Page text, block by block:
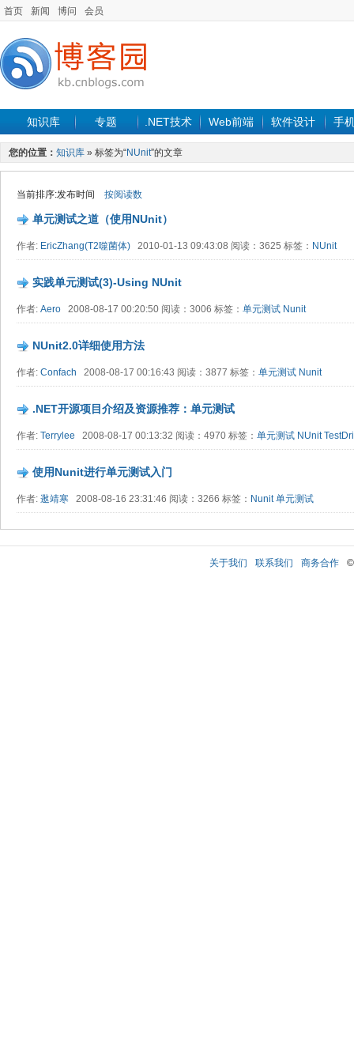
首页 新闻 博问 会员
知识库 专题 .NET技术 Web前端 软件设计 手
您的位置： 知识库 » 标签为“NUnit”的文章
当前排序:发布时间 按阅读数
单元测试之道（使用NUnit）
作者: EricZhang(T2噬菌体) 2010-01-13 09:43:08 阅读：3625 标签： NUnit
实践单元测试(3)-Using NUnit
作者: Aero 2008-08-17 00:20:50 阅读：3006 标签： 单元测试 Nunit
NUnit2.0详细使用方法
作者: Confach 2008-08-17 00:16:43 阅读：3877 标签： 单元测试 Nunit
.NET开源项目介绍及资源推荐：单元测试
作者: Terrylee 2008-08-17 00:13:32 阅读：4970 标签： 单元测试 NUnit
使用Nunit进行单元测试入门
作者: 逖靖寒 2008-08-16 23:31:46 阅读：3266 标签： Nunit 单元测试
关于我们 联系我们 商务合作